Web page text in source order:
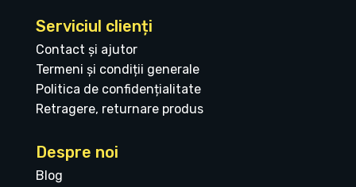
Serviciul clienți
Contact și ajutor
Termeni și condiții generale
Politica de confidențialitate
Retragere, returnare produs
Despre noi
Blog